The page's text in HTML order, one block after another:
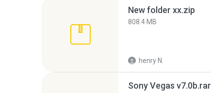
New folder xx.zip
808.4 MB
henry N.
Sony Vegas v7.0b.rar